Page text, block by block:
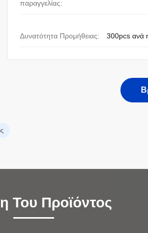
παραγγελίας:
Δυνατότητα Προμήθειας: 300pcs ανά
Του Προϊόντος